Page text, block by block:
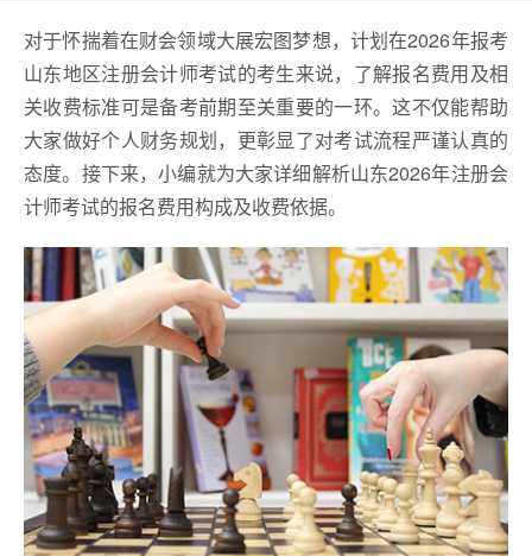
对于怀揣着在财会领域大展宏图梦想，计划在2026年报考
山东地区注册会计师考试的考生来说，了解报名费用及相
关收费标准可是备考前期至关重要的一环。这不仅能帮助
大家做好个人财务规划，更彰显了对考试流程严谨认真的
态度。接下来，小编就为大家详细解析山东2026年注册会
计师考试的报名费用构成及收费依据。